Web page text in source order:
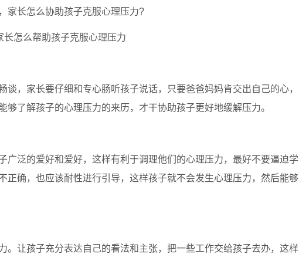
家长怎么协助孩子克服心理压力?
，家长要仔细和专心肠听孩子说话，只要爸爸妈妈肯交出自己的心，
够了解孩子的心理压力的来历，才干协助孩子更好地缓解压力。
泛的爱好和爱好，这样有利于调理他们的心理压力，最好不要逼迫学
正确，也应该耐性进行引导，这样孩子就不会发生心理压力，然后能够
让孩子充分表达自己的看法和主张，把一些工作交给孩子去办，这样